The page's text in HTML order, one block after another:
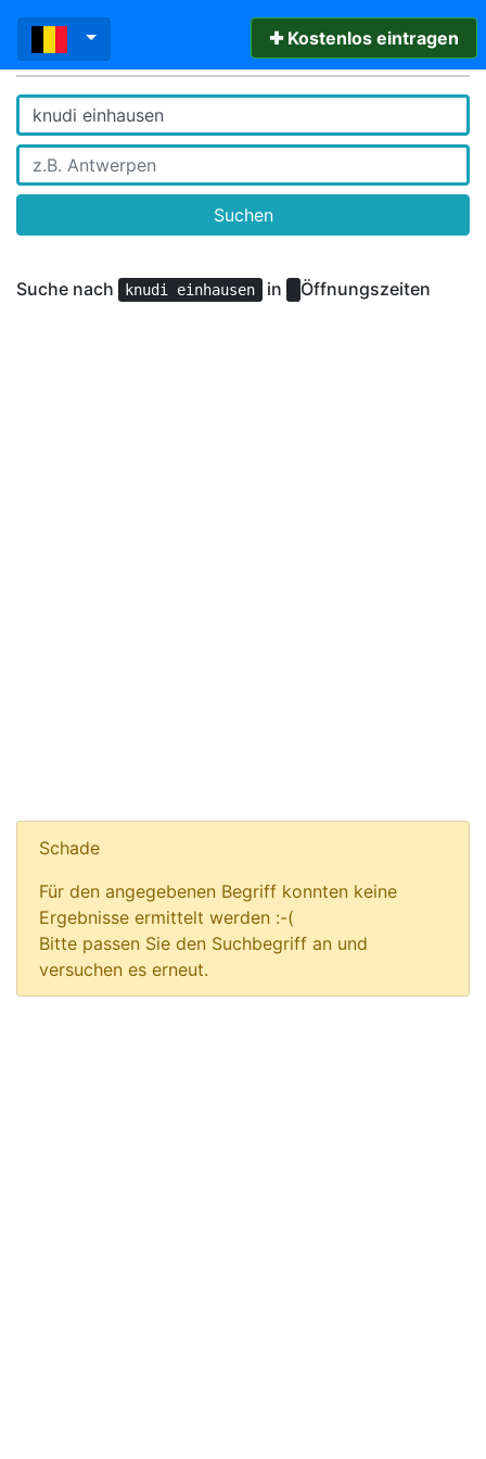
✚ Kostenlos eintragen
Suchen
Suche nach knudi einhausen in Öffnungszeiten
Schade
Für den angegebenen Begriff konnten keine
Ergebnisse ermittelt werden :-(
Bitte passen Sie den Suchbegriff an und
versuchen es erneut.